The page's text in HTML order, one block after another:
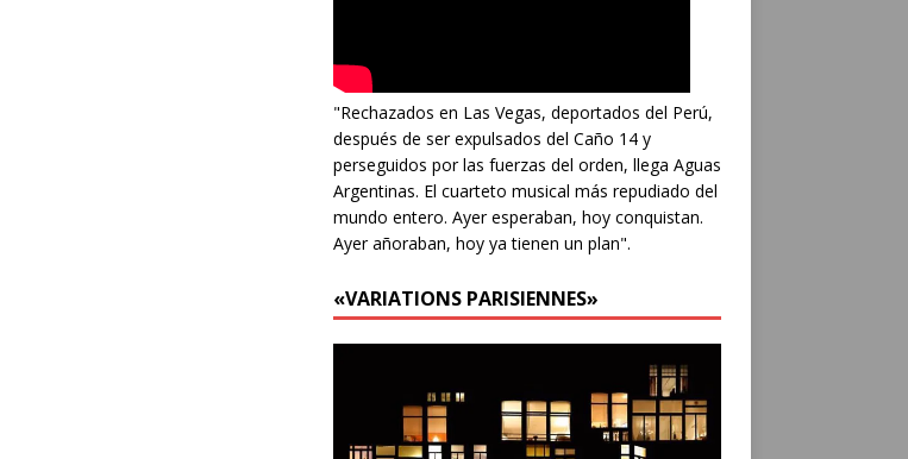
"Rechazados en Las Vegas, deportados del Perú,
después de ser expulsados del Caño 14 y
perseguidos por las fuerzas del orden, llega Aguas
Argentinas. El cuarteto musical más repudiado del
mundo entero. Ayer esperaban, hoy conquistan.
Ayer añoraban, hoy ya tienen un plan".
«VARIATIONS PARISIENNES»